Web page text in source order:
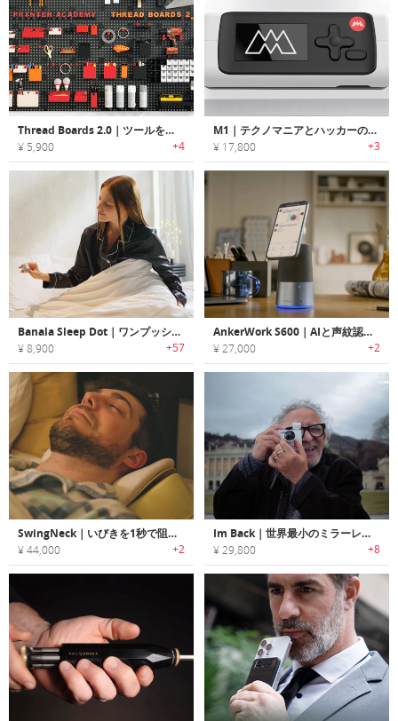
Thread Boards 2.0｜ツールを全て整理整頓！3Dプリンターで作れる収納ペグボード
¥ 5,900 +4
M1｜テクノマニアとハッカーのためのコンパクトなマルチツール
¥ 17,800 +3
Banala Sleep Dot｜ワンプッシュでより早くより深く眠れる睡眠用ガジェット
¥ 8,900 +57
AnkerWork S600｜AIと声紋認識搭載のスマートスマホマウント兼スピーカー
¥ 27,000 +2
SwingNeck｜いびきを1秒で阻止するスマートピロー
¥ 44,000 +2
Im Back｜世界最小のミラーレスカメラ
¥ 29,800 +8